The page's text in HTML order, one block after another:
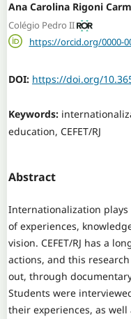
Ana Carolina Rigoni
Colégio Pedro II
https://orcid.org/0000-
DOI: https://doi.org/
Keywords:
education, CEFET/RJ
Abstract
Internationalization
of experiences,
vision. CEFET/RJ has a
actions, and this
out, through
Students were
their experiences, as